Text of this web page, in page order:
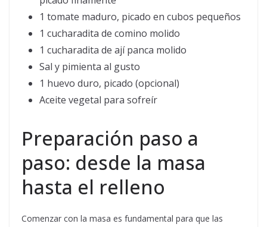
1 tomate maduro, picado en cubos pequeños
1 cucharadita de comino molido
1 cucharadita de ají panca molido
Sal y pimienta al gusto
1 huevo duro, picado (opcional)
Aceite vegetal para sofreír
Preparación paso a
paso: desde la masa
hasta el relleno
Comenzar con la masa es fundamental para que las